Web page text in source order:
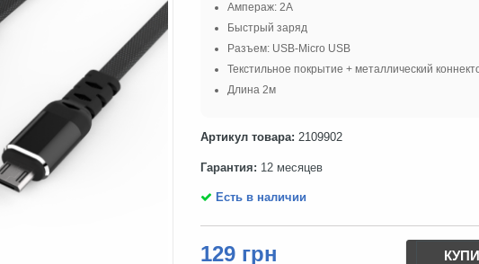
Ампераж: 2A
Быстрый заряд
Разъем: USB-Micro USB
Текстильное покрытие + металлический
Длина 2м
Артикул товара: 2109902
Гарантия: 12 месяцев
Есть в наличии
129 грн